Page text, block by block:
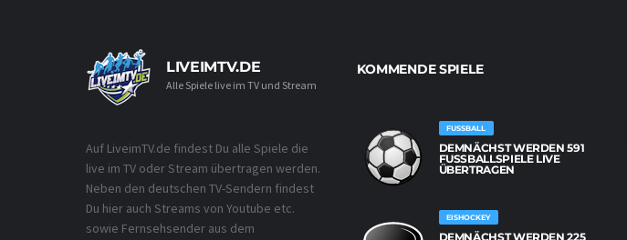
LIVEIMTV.DE
Alle Spiele live im TV und Stream
Auf LiveimTV.de findest Du alle Spiele die
live im TV oder Stream übertragen werden.
Neben den deutschen TV-Sendern findest
Du hier auch Streams von Youtube etc.
sowie Fernsehsender aus dem
KOMMENDE SPIELE
FUSSBALL
DEMNÄCHST WERDEN 591
FUSSBALLSPIELE LIVE Ü
BERTRAGEN
EISHOCKEY
DEMNÄCHST WERDEN 225